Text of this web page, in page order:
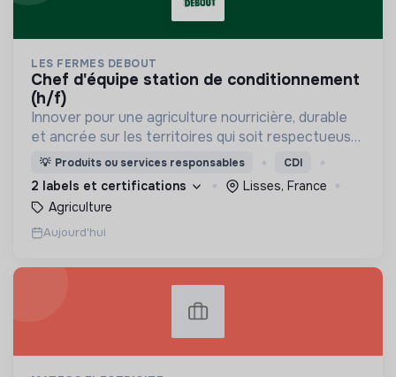
LES FERMES DEBOUT
chef d'équipe station de conditionnement
(h/f)
Innover pour une agriculture nourricière, durable
et ancrée sur les territoires qui soit respectueuse
de l'humain et des écosystèmes
💡 Produits ou services responsables CDI
2 labels et certifications
Lisses, France
Agriculture
Aujourd'hui